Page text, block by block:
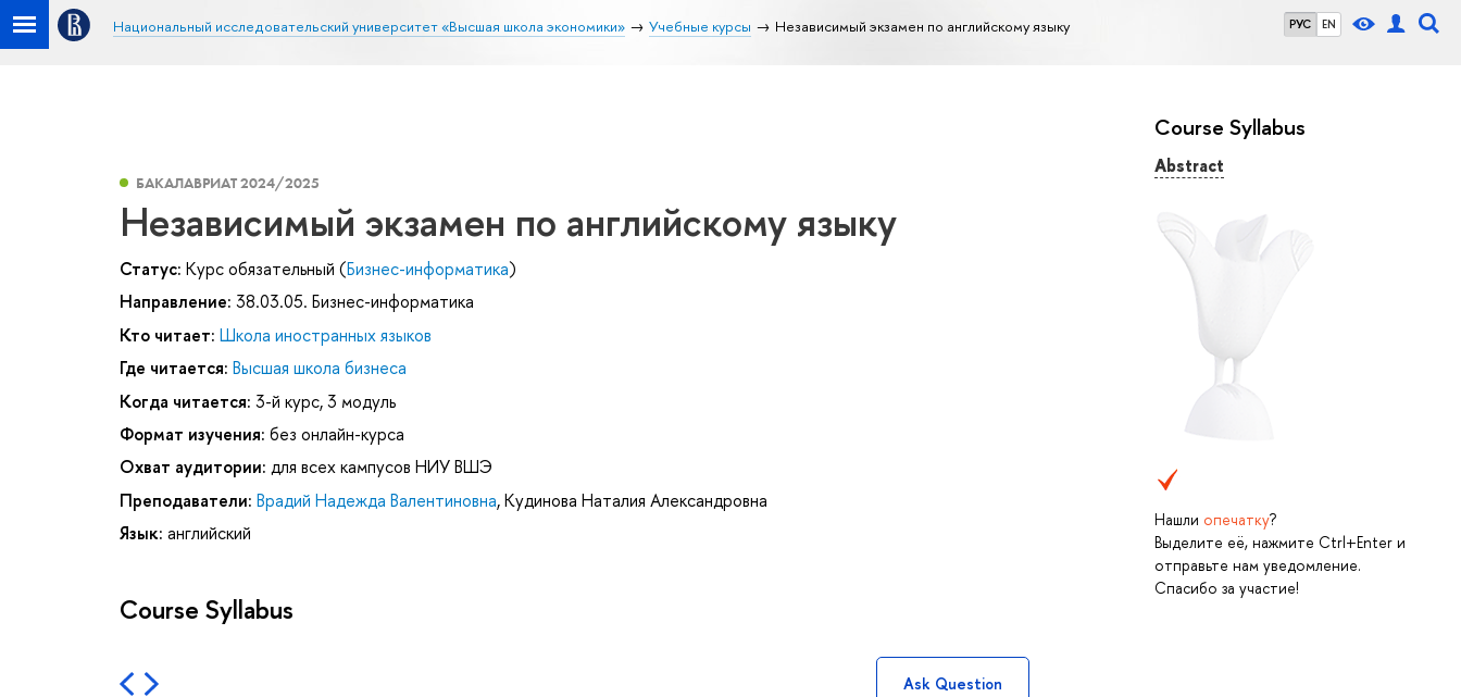
РУС EN
Национальный исследовательский университет «Высшая школа экономики» Учебные курсы Независимый экзамен по английскому языку
Course Syllabus
Abstract
Нашли опечатку?
Выделите её, нажмите Ctrl+Enter и
отправьте нам уведомление.
Спасибо за участие!
БАКАЛАВРИАТ 2024/2025
Независимый экзамен по английскому языку
Статус: Курс обязательный (Бизнес-информатика)
Направление: 38.03.05. Бизнес-информатика
Кто читает: Школа иностранных языков
Где читается: Высшая школа бизнеса
Когда читается: 3-й курс, 3 модуль
Формат изучения: без онлайн-курса
Охват аудитории: для всех кампусов НИУ ВШЭ
Преподаватели: Врадий Надежда Валентиновна,Кудинова Наталия Александровна
Язык: английский
Course Syllabus
Ask Question